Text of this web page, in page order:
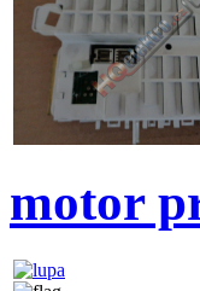
motor